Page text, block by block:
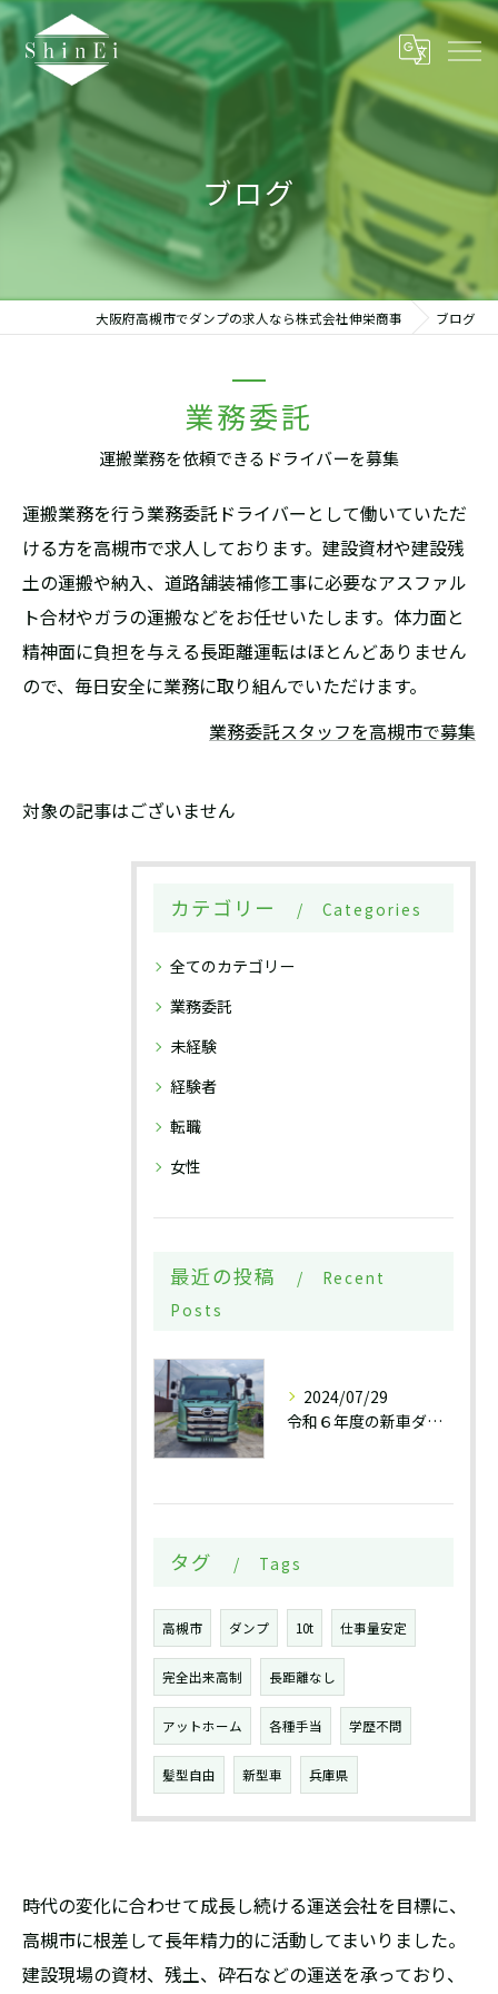
ブログ
大阪府高槻市でダンプの求人なら株式会社伸栄商事 ブログ
業務委託
運搬業務を依頼できるドライバーを募集
運搬業務を行う業務委託ドライバーとして働いていただ
ける方を高槻市で求人しております。建設資材や建設残
土の運搬や納入、道路舗装補修工事に必要なアスファル
ト合材やガラの運搬などをお任せいたします。体力面と
精神面に負担を与える長距離運転はほとんどありません
ので、毎日安全に業務に取り組んでいただけます。
業務委託スタッフを高槻市で募集
対象の記事はございません
カテゴリー Categories
全てのカテゴリー
業務委託
未経験
経験者
転職
女性
最近の投稿
Recent
Posts
2024/07/29
令和６年度の新車ダンプ納車です！新しい運転手さんにも乗っていただけるチャンス
タグ Tags
高槻市 ダンプ 10t 仕事量安定
完全出来高制 長距離なし
アットホーム 各種手当 学歴不問
髪型自由 新型車 兵庫県
時代の変化に合わせて成長し続ける運送会社を目標に、
高槻市に根差して長年精力的に活動してまいりました。
建設現場の資材、残土、砕石などの運送を承っており、